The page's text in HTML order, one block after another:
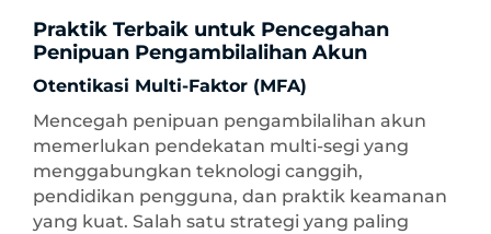
Praktik Terbaik untuk Pencegahan
Penipuan Pengambilalihan Akun
Otentikasi Multi-Faktor (MFA)
Mencegah penipuan pengambilalihan akun
memerlukan pendekatan multi-segi yang
menggabungkan teknologi canggih,
pendidikan pengguna, dan praktik keamanan
yang kuat. Salah satu strategi yang paling